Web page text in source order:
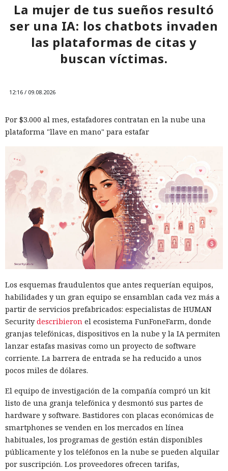
La mujer de tus sueños resultó
ser una IA: los chatbots invaden
las plataformas de citas y
buscan víctimas.
12:16 / 09.08.2026
Por $3.000 al mes, estafadores contratan en la nube una
plataforma "llave en mano" para estafar
Los esquemas fraudulentos que antes requerían equipos,
habilidades y un gran equipo se ensamblan cada vez más a
partir de servicios prefabricados: especialistas de HUMAN
Security describieron el ecosistema FunFoneFarm, donde
granjas telefónicas, dispositivos en la nube y la IA permiten
lanzar estafas masivas como un proyecto de software
corriente. La barrera de entrada se ha reducido a unos
pocos miles de dólares.
El equipo de investigación de la compañía compró un kit
listo de una granja telefónica y desmontó sus partes de
hardware y software. Bastidores con placas económicas de
smartphones se venden en los mercados en línea
habituales, los programas de gestión están disponibles
públicamente y los teléfonos en la nube se pueden alquilar
por suscripción. Los proveedores ofrecen tarifas,